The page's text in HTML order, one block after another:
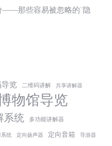
——那些容易被忽略的“隐
览 二维码讲解 共享讲解器
物馆导览
系统 多功能讲解器
统 定向扬声器 定向音箱 导游器